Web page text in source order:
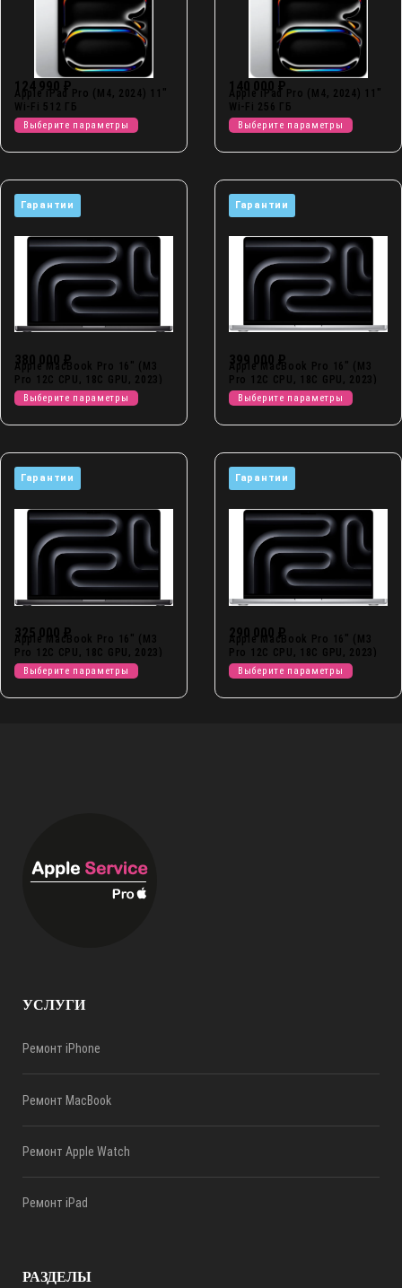
124 990 ₽
Apple iPad Pro (M4, 2024) 11″
Wi-Fi 512 ГБ
Выберите параметры
140 000 ₽
Apple iPad Pro (M4, 2024) 11″
Wi-Fi 256 ГБ
Выберите параметры
Гарантии
380 000 ₽
Apple MacBook Pro 16″ (M3
Pro 12C CPU, 18C GPU, 2023)
18 ГБ, 1 ТБ SSD
Выберите параметры
Гарантии
399 000 ₽
Apple MacBook Pro 16″ (M3
Pro 12C CPU, 18C GPU, 2023)
36 ГБ, 1 ТБ SSD
Выберите параметры
Гарантии
325 000 ₽
Apple MacBook Pro 16″ (M3
Pro 12C CPU, 18C GPU, 2023)
36 ГБ, 512 ГБ SSD
Выберите параметры
Гарантии
290 000 ₽
Apple MacBook Pro 16″ (M3
Pro 12C CPU, 18C GPU, 2023)
18 ГБ, 512 ГБ SSD
Выберите параметры
УСЛУГИ
Ремонт iPhone
Ремонт MacBook
Ремонт Apple Watch
Ремонт iPad
РАЗДЕЛЫ